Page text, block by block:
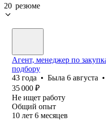
20 резюме
Агент, менеджер по
подбору
43 года • Была 6 августа •
35 000 ₽
Не ищет работу
Общий опыт
10 лет 6 месяцев